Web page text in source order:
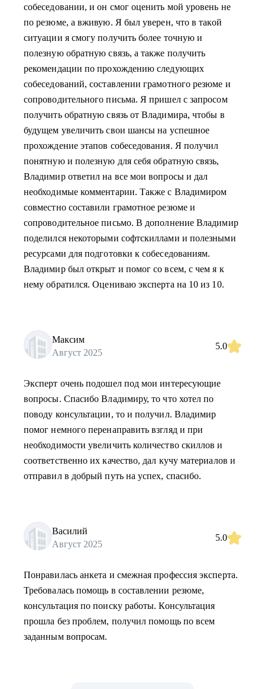
собеседовании, и он смог оценить мой уровень не
по резюме, а вживую. Я был уверен, что в такой
ситуации я смогу получить более точную и
полезную обратную связь, а также получить
рекомендации по прохождению следующих
собеседований, составлении грамотного резюме и
сопроводительного письма. Я пришел с запросом
получить обратную связь от Владимира, чтобы в
будущем увеличить свои шансы на успешное
прохождение этапов собеседования. Я получил
понятную и полезную для себя обратную связь,
Владимир ответил на все мои вопросы и дал
необходимые комментарии. Также с Владимиром
совместно составили грамотное резюме и
сопроводительное письмо. В дополнение Владимир
поделился некоторыми софтскиллами и полезными
ресурсами для подготовки к собеседованиям.
Владимир был открыт и помог со всем, с чем я к
нему обратился. Оцениваю эксперта на 10 из 10.
Максим
Август 2025
5.0
Эксперт очень подошел под мои интересующие
вопросы. Спасибо Владимиру, то что хотел по
поводу консультации, то и получил. Владимир
помог немного перенаправить взгляд и при
необходимости увеличить количество скиллов и
соответственно их качество, дал кучу материалов и
отправил в добрый путь на успех, спасибо.
Василий
Август 2025
5.0
Понравилась анкета и смежная профессия эксперта.
Требовалась помощь в составлении резюме,
консультация по поиску работы. Консультация
прошла без проблем, получил помощь по всем
заданным вопросам.